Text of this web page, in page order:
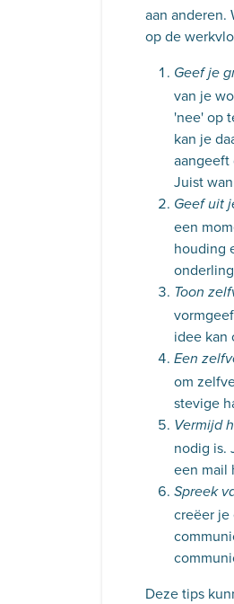
aan anderen.
op de
Geef je
van je
'nee' op
kan je
aangeeft
Juist
Geef uit
een
houding
Toon
idee kan
Een
om
stevige
Vermijd
nodig is.
een mail
Spreek
creëer je
Deze tips